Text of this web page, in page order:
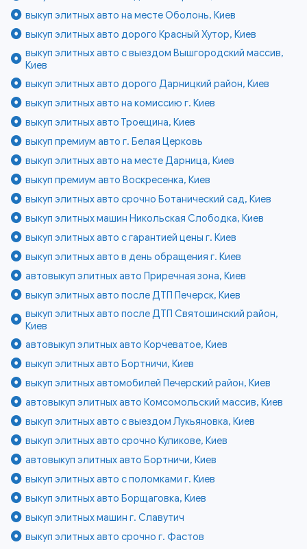
выкуп элитных авто на месте Оболонь, Киев
выкуп элитных авто дорого Красный Хутор, Киев
выкуп элитных авто с выездом Вышгородский массив,
Киев
выкуп элитных авто дорого Дарницкий район, Киев
выкуп элитных авто на комиссию г. Киев
выкуп элитных авто Троещина, Киев
выкуп премиум авто г. Белая Церковь
выкуп элитных авто на месте Дарница, Киев
выкуп премиум авто Воскресенка, Киев
выкуп элитных авто срочно Ботанический сад, Киев
выкуп элитных машин Никольская Слободка, Киев
выкуп элитных авто с гарантией цены г. Киев
выкуп элитных авто в день обращения г. Киев
автовыкуп элитных авто Приречная зона, Киев
выкуп элитных авто после ДТП Печерск, Киев
выкуп элитных авто после ДТП Святошинский район,
Киев
автовыкуп элитных авто Корчеватое, Киев
выкуп элитных авто Бортничи, Киев
выкуп элитных автомобилей Печерский район, Киев
автовыкуп элитных авто Комсомольский массив, Киев
выкуп элитных авто с выездом Лукьяновка, Киев
выкуп элитных авто срочно Куликове, Киев
автовыкуп элитных авто Бортничи, Киев
выкуп элитных авто с поломками г. Киев
выкуп элитных авто Борщаговка, Киев
выкуп элитных машин г. Славутич
выкуп элитных авто срочно г. Фастов